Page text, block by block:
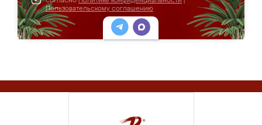
Пользовательскому соглашению